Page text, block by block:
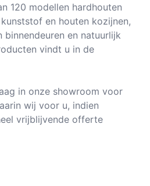
120 modellen hardhouten
en houten kozijnen,
binnendeuren en natuurlijk
vindt u in de
in onze showroom voor
wij voor u, indien
vrijblijvende offerte